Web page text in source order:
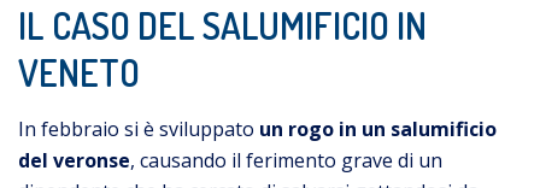
IL CASO DEL SALUMIFICIO IN
VENETO
In febbraio si è sviluppato un rogo in un salumificio
del veronse, causando il ferimento grave di un